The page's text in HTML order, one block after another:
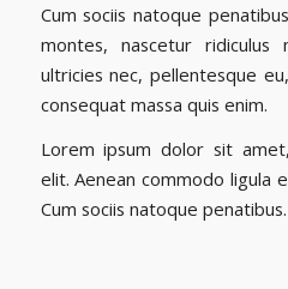
Cum sociis natoque
montes, nascetur ridiculus
ultricies nec, pellentesque
consequat massa quis enim.
Lorem ipsum dolor sit
elit. Aenean commodo ligula
Cum sociis natoque penatibus.